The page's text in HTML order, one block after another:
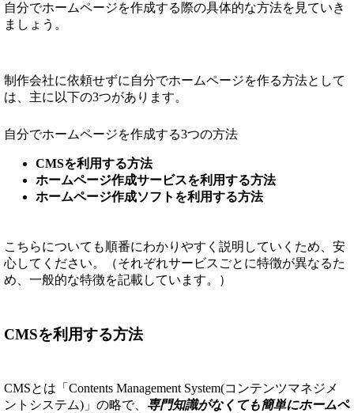
自分でホームページを作成する際の具体的な方法を見ていき
ましょう。
制作会社に依頼せずに自分でホームページを作る方法として
は、主に以下の3つがあります。
自分でホームページを作成する3つの方法
CMSを利用する方法
ホームページ作成サービスを利用する方法
ホームページ作成ソフトを利用する方法
こちらについても順番にわかりやすく説明していくため、安
心してください。（それぞれサービスごとに特徴が異なるた
め、一般的な特徴を記載しています。）
CMSを利用する方法
CMSとは「Contents Management System(コンテンツマネジメ
ントシステム)」の略で、 専門知識がなくても簡単にホームペ